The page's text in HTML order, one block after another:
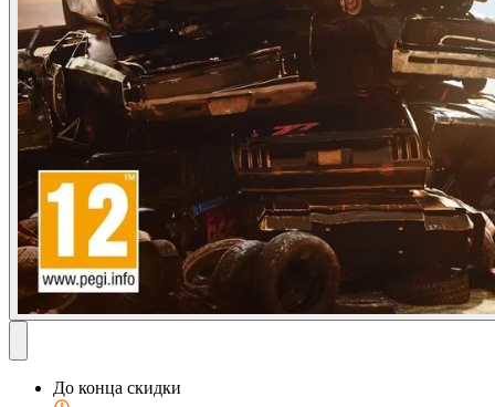
До конца скидки